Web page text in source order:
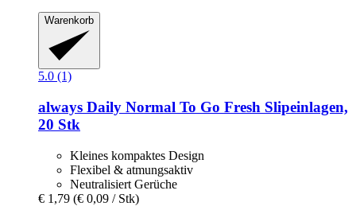
Warenkorb
5.0 (1)
always Daily Normal To Go Fresh Slipeinlagen,
20 Stk
Kleines kompaktes Design
Flexibel & atmungsaktiv
Neutralisiert Gerüche
€ 1,79 (€ 0,09 / Stk)